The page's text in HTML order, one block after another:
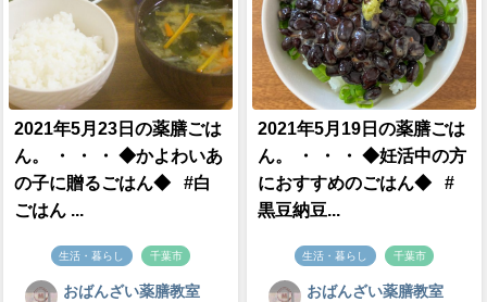
2021年5月23日の薬膳ごは
ん。 ・ ・ ・ ◆かよわいあ
の子に贈るごはん◆ #白
ごはん ...
生活・暮らし 千葉市
おばんざい薬膳教室
2021年5月19日の薬膳ごは
ん。 ・ ・ ・ ◆妊活中の方
におすすめのごはん◆ #
黒豆納豆...
生活・暮らし 千葉市
おばんざい薬膳教室